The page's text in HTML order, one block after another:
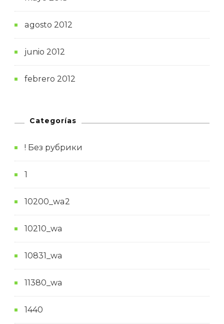
agosto 2012
junio 2012
febrero 2012
Categorías
! Без рубрики
1
10200_wa2
10210_wa
10831_wa
11380_wa
1440